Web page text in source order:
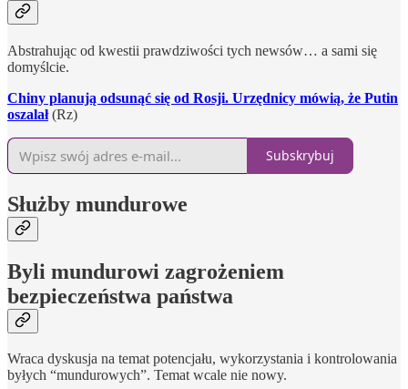
Abstrahując od kwestii prawdziwości tych newsów… a sami się
domyślcie.
Chiny planują odsunąć się od Rosji. Urzędnicy mówią, że Putin
oszalał (Rz)
Subskrybuj
Służby mundurowe
Byli mundurowi zagrożeniem
bezpieczeństwa państwa
Wraca dyskusja na temat potencjału, wykorzystania i kontrolowania
byłych “mundurowych”. Temat wcale nie nowy.